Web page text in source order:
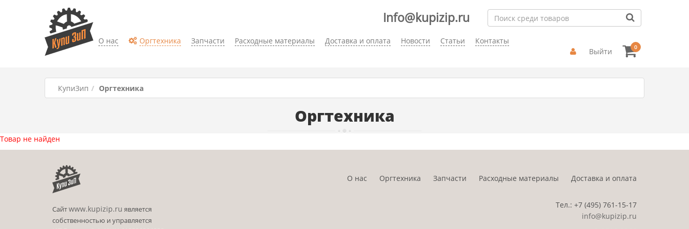
О нас Оргтехника Запчасти Расходные материалы Доставка и оплата Новости Статьи Контакты
Info@kupizip.ru
Выйти 0
КупиЗип Оргтехника
Оргтехника
Товар не найден
Сайтwww.kupizip.ru является
собственностью и управляется
О нас Оргтехника Запчасти Расходные материалы Доставка и оплата
Тел.: +7 (495) 761-15-17
info@kupizip.ru